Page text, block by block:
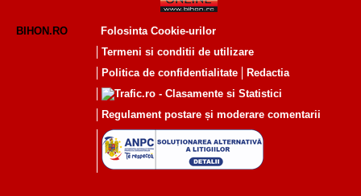
BIHON.RO
Folosinta Cookie-urilor
Termeni si conditii de utilizare
Politica de confidentialitate
Redactia
Regulament postare și moderare comentarii